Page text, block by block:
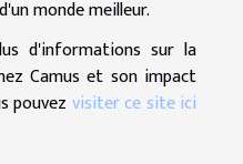
monde meilleur.
d'informations sur la
Camus et son impact
pouvez visiter ce site ici